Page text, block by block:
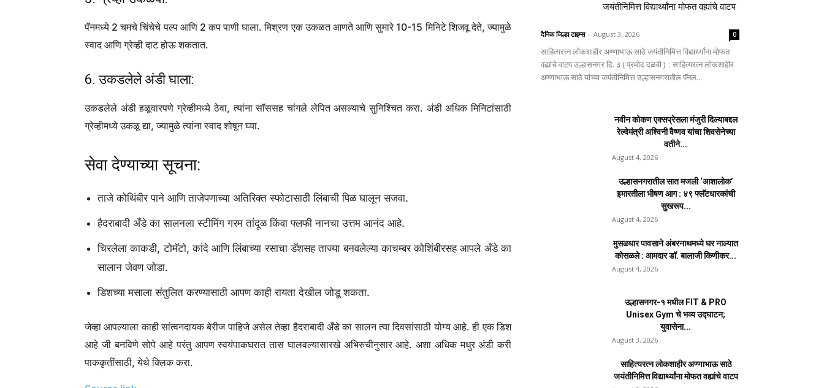
4. मसाला पेस्ट समाविष्ट करा:
पॅनमध्ये तयार मसाला पेस्ट घाला आणि सतत ढवळत काही मिनिटे शिजवा. चव मध्ये मीठ घाला.
5. ग्रेव्ही उकळवा:
पॅनमध्ये 2 चमचे चिंचेचे पल्प आणि 2 कप पाणी घाला. मिश्रण एक उकळत आणते आणि सुमारे 10-15 मिनिटे शिजवू देते, ज्यामुळे
स्वाद आणि ग्रेव्ही दाट होऊ शकतात.
6. उकडलेले अंडी घाला:
उकडलेले अंडी हळूवारपणे ग्रेव्हीमध्ये ठेवा, त्यांना सॉससह चांगले लेपित असल्याचे सुनिश्चित करा. अंडी अधिक मिनिटांसाठी
सेवा देण्याच्या सूचना:
चिरलेला काकडी, टोमॅटो, कांदे आणि लिंबाच्या रसाचा डॅशसह ताज्या बनवलेल्या काचम्बर कोशिंबीरसह आपले अँडे का
जयंतीनिमित्त विद्यार्थ्यांना मोफत वह्यांचे वाटप
दैनिक जिल्हा टाइम्स - August 3, 2026 0
साहित्यरत्न लोकशाहीर अण्णाभाऊ साठे जयंतीनिमित्त विद्यार्थ्यांना मोफत
वह्यांचे वाटप उल्हासनगर दि. ३ ( प्रमोद दळवी ) : साहित्यरत्न लोकशाहीर
अण्णाभाऊ साठे यांच्या जयंतीनिमित्त उल्हासनगरातील पॅनल...
नवीन कोकण एक्सप्रेसला मंजुरी दिल्याबद्दल
रेल्वेमंत्री अश्विनी वैष्णव यांचा शिवसेनेच्या
वतीने...
August 4, 2026
उल्हासनगरातील सात मजली ‘आशालोक’
इमारतीला भीषण आग : ४९ फ्लॅटधारकांची
सुखरूप...
August 4, 2026
मुसळधार पावसाने अंबरनाथमध्ये घर नाल्यात
कोसळले : आमदार डॉ. बालाजी किणीकर...
August 4, 2026
उल्हासनगर-१ मधील FIT & PRO
Unisex Gym चे भव्य उद्घाटन;
युवासेना...
August 3, 2026
साहित्यरत्न लोकशाहीर अण्णाभाऊ साठे
जयंतीनिमित्त विद्यार्थ्यांना मोफत वह्यांचे वाटप